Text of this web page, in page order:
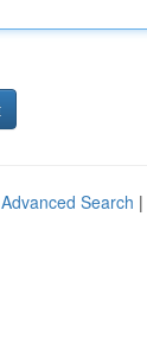
Advanced Search |